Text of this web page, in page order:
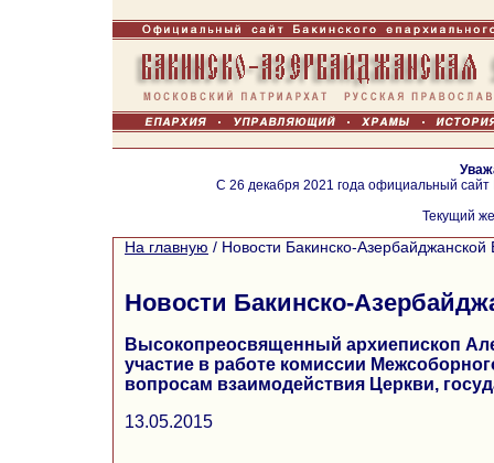
С 26 декабря 2021 года официальный
Текущий
На главную / Новости Бакинско-Азербайджанской
Новости Бакинско-
Высокопреосвященный архиепископ
участие в работе комиссии
вопросам взаимодействия Церкви,
13.05.2015